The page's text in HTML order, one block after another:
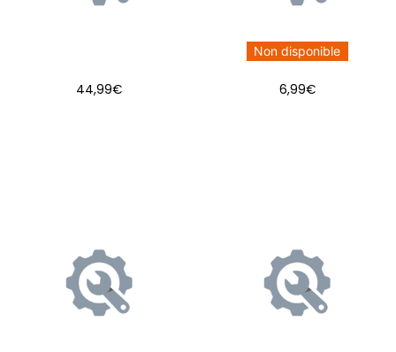
44,99€
Non disponible
6,99€